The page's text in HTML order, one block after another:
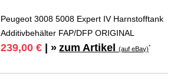
Peugeot 3008 5008 Expert IV Harnstofftank
Additivbehälter FAP/DFP ORIGINAL
239,00 € | » zum Artikel(auf eBay)*